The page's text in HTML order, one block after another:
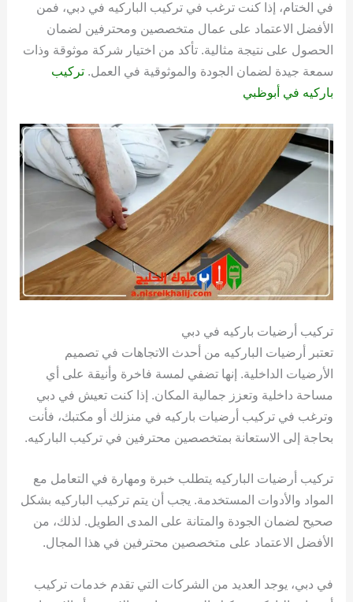
في الختام، إذا كنت ترغب في تركيب الباركيه في دبي، فمن
الأفضل الاعتماد على عمال متخصصين ومحترفين لضمان
الحصول على نتيجة مثالية. تأكد من اختيار شركة موثوقة وذات
سمعة جيدة لضمان الجودة والموثوقية في العمل. تركيب
باركيه في أبوظبي
تركيب أرضيات باركيه في دبي
تعتبر أرضيات الباركيه من أحدث الاتجاهات في تصميم
الأرضيات الداخلية. إنها تضفي لمسة فاخرة وأنيقة على أي
مساحة داخلية وتعزز جمالية المكان. إذا كنت تعيش في دبي
وترغب في تركيب أرضيات باركيه في منزلك أو مكتبك، فأنت
بحاجة إلى الاستعانة بمتخصصين محترفين في تركيب الباركيه.
تركيب أرضيات الباركيه يتطلب خبرة ومهارة في التعامل مع
المواد والأدوات المستخدمة. يجب أن يتم تركيب الباركيه بشكل
صحيح لضمان الجودة والمتانة على المدى الطويل. لذلك، من
الأفضل الاعتماد على متخصصين محترفين في هذا المجال.
في دبي، يوجد العديد من الشركات التي تقدم خدمات تركيب